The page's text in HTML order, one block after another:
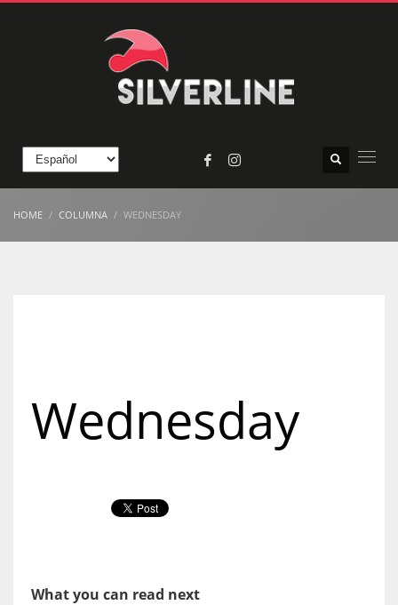
HOME COLUMNA WEDNESDAY
Wednesday
What you can read next